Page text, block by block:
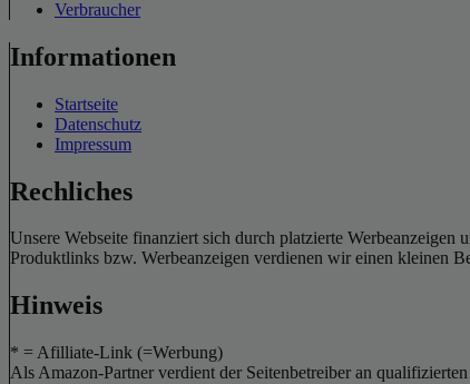
Verbraucher
Informationen
Startseite
Datenschutz
Impressum
Rechliches
Unsere Webseite finanziert sich durch platzierte
Produktlinks bzw. Werbeanzeigen verdienen wir einen kleinen
Hinweis
* = Afilliate-Link (=Werbung)
Als Amazon-Partner verdient der Seitenbetreiber an